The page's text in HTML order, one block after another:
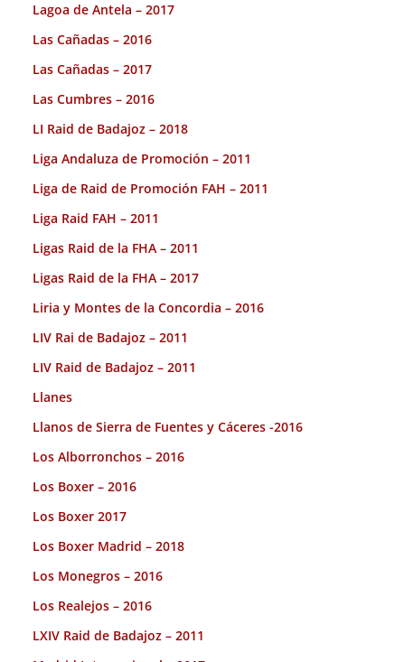
Lagoa de Antela – 2017
Las Cañadas – 2016
Las Cañadas – 2017
Las Cumbres – 2016
LI Raid de Badajoz – 2018
Liga Andaluza de Promoción – 2011
Liga de Raid de Promoción FAH – 2011
Liga Raid FAH – 2011
Ligas Raid de la FHA – 2011
Ligas Raid de la FHA – 2017
Liria y Montes de la Concordia – 2016
LIV Rai de Badajoz – 2011
LIV Raid de Badajoz – 2011
Llanes
Llanos de Sierra de Fuentes y Cáceres -2016
Los Alborronchos – 2016
Los Boxer – 2016
Los Boxer 2017
Los Boxer Madrid – 2018
Los Monegros – 2016
Los Realejos – 2016
LXIV Raid de Badajoz – 2011